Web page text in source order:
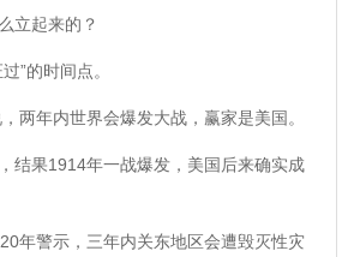
立起来的？
”的时间点。
两年内世界会爆发大战，赢家是美国。
结果1914年一战爆发，美国后来确实成
年警示，三年内关东地区会遭毁灭性灾